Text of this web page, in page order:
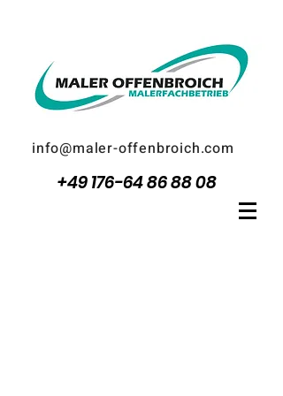
info@maler-offenbroich.com
+49 176-64 86 88 08